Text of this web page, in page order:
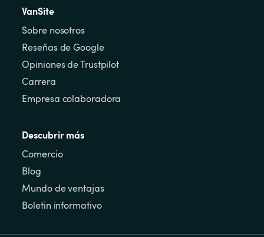
VanSite
Sobre nosotros
Reseñas de Google
Opiniones de Trustpilot
Carrera
Empresa colaboradora
Descubrir más
Comercio
Blog
Mundo de ventajas
Boletin informativo